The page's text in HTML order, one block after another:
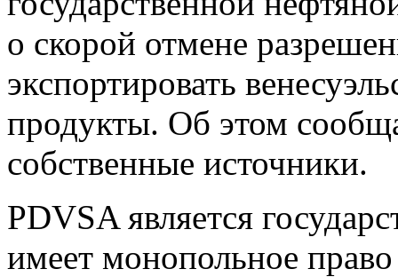
о скорой отмене
экспортировать
продукты. Об этом
собственные источники.
PDVSA является
имеет монопольное